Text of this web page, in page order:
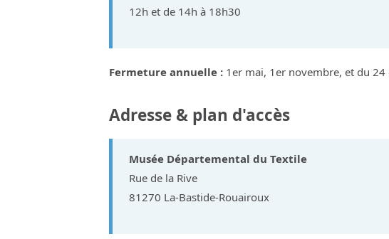
12h et de 14h à 18h30
Fermeture annuelle : 1er mai, 1er novembre, et du
Adresse & plan d'accès
Musée Départemental du Textile
Rue de la Rive
81270 La-Bastide-Rouairoux